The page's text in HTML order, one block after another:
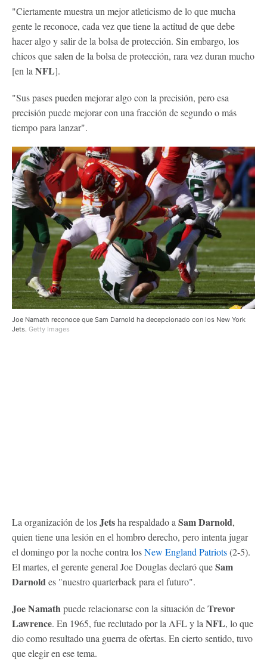
"Ciertamente muestra un mejor atleticismo de lo que mucha
gente le reconoce, cada vez que tiene la actitud de que debe
hacer algo y salir de la bolsa de protección. Sin embargo, los
chicos que salen de la bolsa de protección, rara vez duran mucho
[en la NFL].
"Sus pases pueden mejorar algo con la precisión, pero esa
precisión puede mejorar con una fracción de segundo o más
tiempo para lanzar".
Joe Namath reconoce que Sam Darnold ha decepcionado con los New York
Jets. Getty Images
La organización de losJetsha respaldado a Sam Darnold,
quien tiene una lesión en el hombro derecho, pero intenta jugar
el domingo por la noche contra losNew England Patriots(2-5).
El martes, el gerente general Joe Douglas declaró queSam
Darnoldes "nuestro quarterback para el futuro".
Joe Namathpuede relacionarse con la situación deTrevor
Lawrence. En 1965, fue reclutado por la AFL y la NFL, lo que
dio como resultado una guerra de ofertas. En cierto sentido, tuvo
que elegir en ese tema.